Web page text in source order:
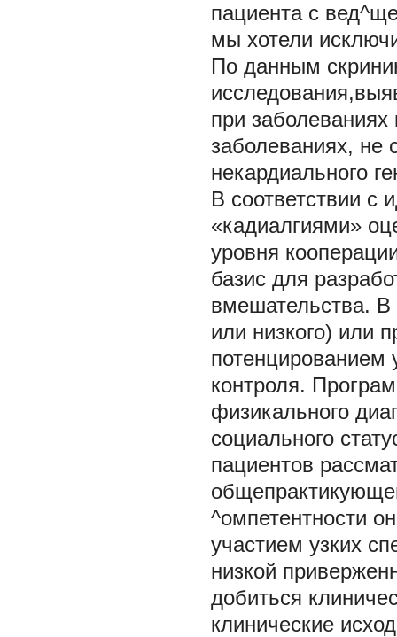
пациента с
мы хотели
По данным
при заболеваниях
заболеваниях, не
некардиального
В соответствии с
«кадиалгиями»
уровня
базис для
вмешательства. В
или низкого) или
потенцированием
контроля.
физикального
социального
пациентов
^омпетентности
участием узких
низкой
добиться
клинические